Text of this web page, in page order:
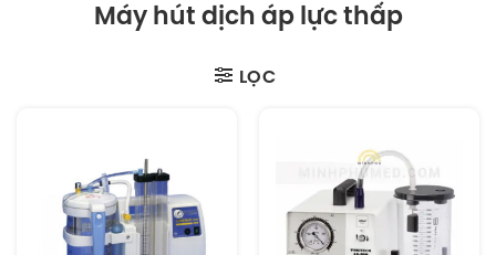
Máy hút dịch áp lực thấp
LỌC